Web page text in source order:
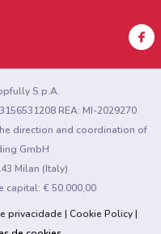
S.p.A.
REA: MI-2029270
direction and coordination of
GmbH
Milan (Italy)
capital: € 50.000,00
privacidade
Cookie Policy